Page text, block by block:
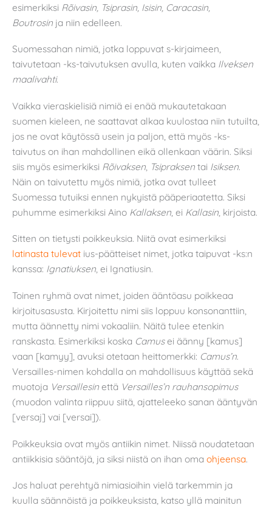
esimerkiksi Rõivasin, Tsiprasin, Isisin, Caracasin,
Boutrosin ja niin edelleen.
Suomessahan nimiä, jotka loppuvat s-kirjaimeen,
taivutetaan -ks-taivutuksen avulla, kuten vaikka Ilveksen
maalivahti.
Vaikka vieraskielisiä nimiä ei enää mukautetakaan
suomen kieleen, ne saattavat alkaa kuulostaa niin tutuilta,
jos ne ovat käytössä usein ja paljon, että myös -ks-
taivutus on ihan mahdollinen eikä ollenkaan väärin. Siksi
siis myös esimerkiksi Rõivaksen Tsipraksen tai Isiksen.
Näin on taivutettu myös nimiä, jotka ovat tulleet
Suomessa tutuiksi ennen nykyistä pääperiaatetta. Siksi
puhumme esimerkiksi Aino Kallaksen , ei Kallasin , kirjoista.
Sitten on tietysti poikkeuksia. Niitä ovat esimerkiksi
latinasta tulevat ius-päätteiset nimet, jotka taipuvat -ks:n
kanssa: Ignatiuksen, ei Ignatiusin.
Toinen ryhmä ovat nimet, joiden ääntöasu poikkeaa
kirjoitusasusta. Kirjoitettu nimi siis loppuu konsonanttiin,
mutta äännetty nimi vokaaliin. Näitä tulee etenkin
ranskasta. Esimerkiksi koska Camusei äänny [kamus]
vaan [kamyy], avuksi otetaan heittomerkki: Camus’n.
Versailles-nimen kohdalla on mahdollisuus käyttää sekä
muotoja Versaillesin että Versailles’n rauhansopimus
(muodon valinta riippuu siitä, ajatteleeko sanan ääntyvän
[versaj] vai [versai]).
Poikkeuksia ovat myös antiikin nimet. Niissä noudatetaan
antiikkisia sääntöjä, ja siksi niistä on ihan oma ohjeensa.
Jos haluat perehtyä nimiasioihin vielä tarkemmin ja
kuulla säännöistä ja poikkeuksista, katso yllä mainitun